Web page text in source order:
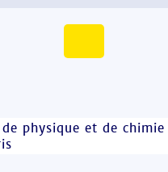
de physique et de